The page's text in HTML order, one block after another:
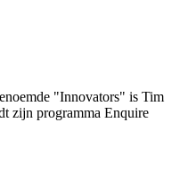
"Innovators" is Tim
zijn programma Enquire